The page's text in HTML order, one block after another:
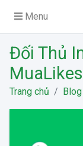
Menu
Đối Thủ
Trang chủ